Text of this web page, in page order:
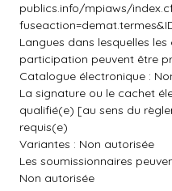
publics.info/mpiaws/
Langues dans lesquelles
participation peuvent être
Catalogue électronique :
La signature ou le cachet
qualifié(e) [au sens du
requis(e)
Variantes : Non autorisée
Les soumissionnaires
Non autorisée